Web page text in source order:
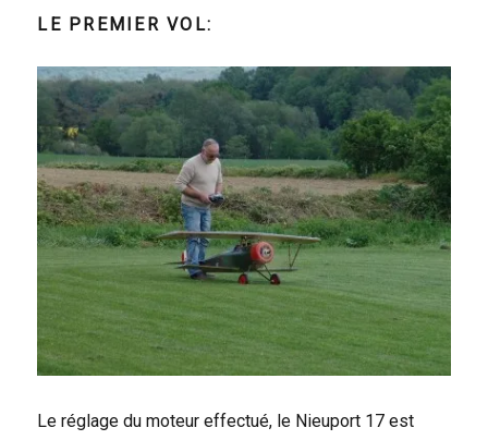
LE PREMIER VOL:
Le réglage du moteur effectué, le Nieuport 17 est